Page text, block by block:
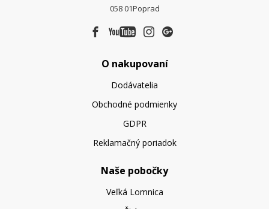
058 01Poprad
O nakupovaní
Dodávatelia
Obchodné podmienky
GDPR
Reklamačný poriadok
Naše pobočky
Veľká Lomnica